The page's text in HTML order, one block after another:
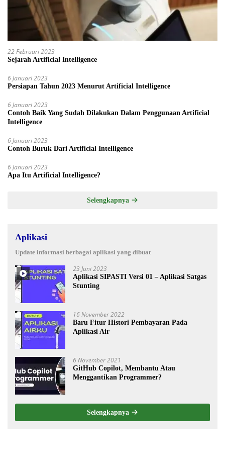
22 Februari 2023
Sejarah Artificial Intelligence
6 Januari 2023
Persiapan Tahun 2023 Menurut Artificial Intelligence
6 Januari 2023
Contoh Baik Yang Sudah Dilakukan Dalam Penggunaan Artificial
Intelligence
6 Januari 2023
Contoh Buruk Dari Artificial Intelligence
6 Januari 2023
Apa Itu Artificial Intelligence?
Selengkapnya
Aplikasi
Update informasi berbagai aplikasi yang dibuat
23 Juni 2023
Aplikasi SIPASTI Versi 01 – Aplikasi Satgas
Stunting
16 November 2022
Baru Fitur Histori Pembayaran Pada
Aplikasi Air
6 November 2021
GitHub Copilot, Membantu Atau
Menggantikan Programmer?
Selengkapnya